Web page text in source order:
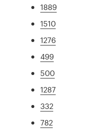
1889
1510
1276
499
500
1287
332
782